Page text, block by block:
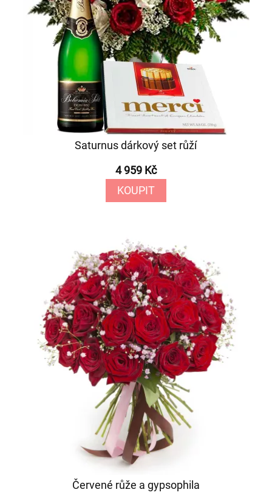
Saturnus dárkový set růží
4 959 Kč
KOUPIT
Červené růže a gypsophila